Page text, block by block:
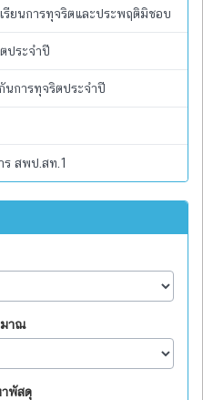
รียนการทุจริตและประพฤติมิชอบ
ประจำปี
นการทุจริตประจำปี
ร สพป.สท.1
มาณ
าพัสดุ